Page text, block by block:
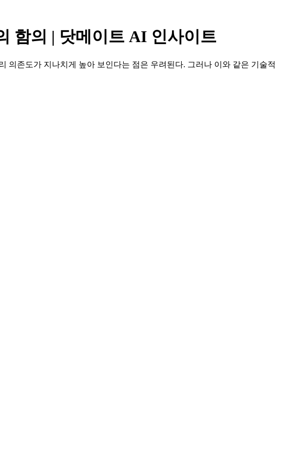
함의 | 닷메이트 AI 인사이트
의존도가 지나치게 높아 보인다는 점은 우려된다. 그러나 이와 같은 기술적